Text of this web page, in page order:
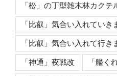
「松」の丁型雑木林カクテ
「比叡」気合い入れていき
「比叡」気合い入れて行き
「神通」夜戦改 「艦く